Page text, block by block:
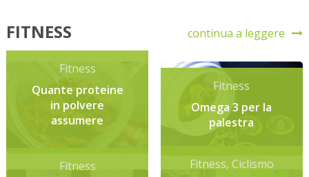
FITNESS continua a leggere
Fitness
Quante proteine
in polvere
assumere
Fitness
Omega 3 per la
palestra
Fitness
Fitness, Ciclismo